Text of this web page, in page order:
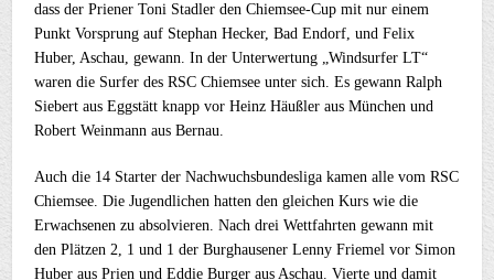
dass der Priener Toni Stadler den Chiemsee-Cup mit nur einem
Punkt Vorsprung auf Stephan Hecker, Bad Endorf, und Felix
Huber, Aschau, gewann. In der Unterwertung „Windsurfer LT“
waren die Surfer des RSC Chiemsee unter sich. Es gewann Ralph
Siebert aus Eggstätt knapp vor Heinz Häußler aus München und
Robert Weinmann aus Bernau.
Auch die 14 Starter der Nachwuchsbundesliga kamen alle vom RSC
Chiemsee. Die Jugendlichen hatten den gleichen Kurs wie die
Erwachsenen zu absolvieren. Nach drei Wettfahrten gewann mit
den Plätzen 2, 1 und 1 der Burghausener Lenny Friemel vor Simon
Huber aus Prien und Eddie Burger aus Aschau. Vierte und damit